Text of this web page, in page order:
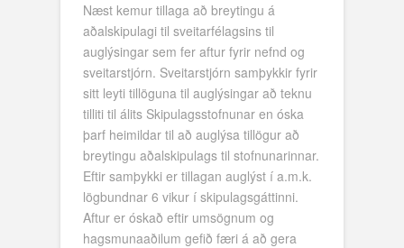
Næst kemur tillaga að breytingu á
aðalskipulagi til sveitarfélagsins til
auglýsingar sem fer aftur fyrir nefnd og
sveitarstjórn. Sveitarstjórn samþykkir fyrir
sitt leyti tillöguna til auglýsingar að teknu
tilliti til álits Skipulagsstofnunar en óska
þarf heimildar til að auglýsa tillögur að
breytingu aðalskipulags til stofnunarinnar.
Eftir samþykki er tillagan auglýst í a.m.k.
lögbundnar 6 vikur í skipulagsgáttinni.
Aftur er óskað eftir umsögnum og
hagsmunaaðilum gefið færi á að gera